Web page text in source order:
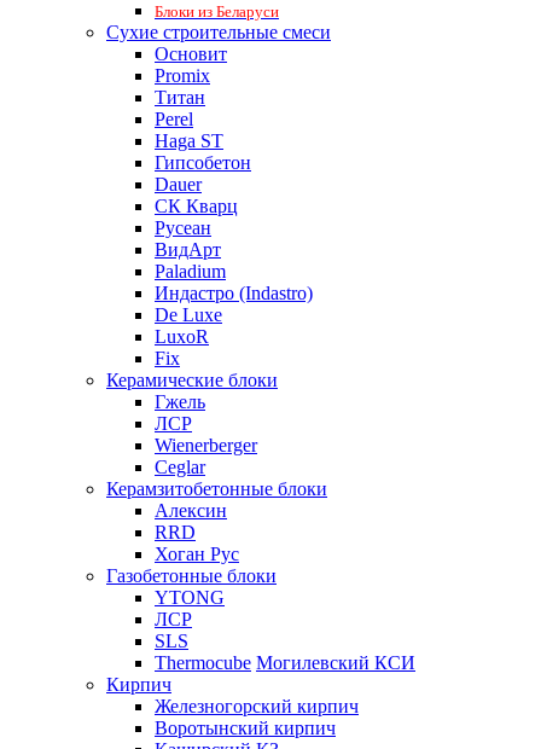
Блоки из Беларуси
Сухие строительные смеси
Основит
Promix
Титан
Perel
Haga ST
Гипсобетон
Dauer
СК Кварц
Русеан
ВидАрт
Paladium
Индастро (Indastro)
De Luxe
LuxoR
Fix
Керамические блоки
Гжель
ЛСР
Wienerberger
Ceglar
Керамзитобетонные блоки
Алексин
RRD
Хоган Рус
Газобетонные блоки
YTONG
ЛСР
SLS
Thermocube Могилевский КСИ
Кирпич
Железногорский кирпич
Воротынский кирпич